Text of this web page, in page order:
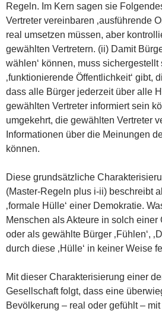
Regeln. Im Kern sagen sie
Vertreter vereinbaren ‚ausführende
real umsetzen müssen, aber
gewählten Vertretern. (ii) Damit
wählen‘ können, muss
‚funktionierende Öffentlichkeit‘ gibt,
dass alle Bürger jederzeit über alle
gewählten Vertreter informiert sein
umgekehrt, die gewählten Vertreter
Informationen über die Meinungen
können.
Diese grundsätzliche
(Master-Regeln plus i-ii) beschreibt
‚formale Hülle‘ einer Demokratie.
Menschen als Akteure in solch
oder als gewählte Bürger ‚Fühlen‘,
durch diese ‚Hülle‘ in keiner Weise
Mit dieser Charakterisierung einer
Gesellschaft folgt, dass eine
Bevölkerung – real oder gefühlt – mit